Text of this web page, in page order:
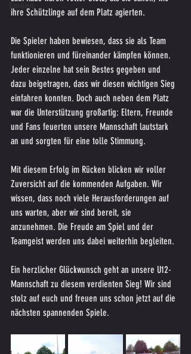
ihre Schützlinge auf dem Platz agierten.
Die Spieler haben bewiesen, dass sie als Team
funktionieren und füreinander kämpfen können.
Jeder einzelne hat sein Bestes gegeben und
dazu beigetragen, dass wir diesen wichtigen Sieg
einfahren konnten. Doch auch neben dem Platz
war die Unterstützung großartig: Eltern, Freunde
und Fans feuerten unsere Mannschaft lautstark
an und sorgten für eine tolle Stimmung.
Mit diesem Erfolg im Rücken blicken wir voller
Zuversicht auf die kommenden Aufgaben. Wir
wissen, dass noch viele Herausforderungen auf
uns warten, aber wir sind bereit, sie
anzunehmen. Die Freude am Spiel und der
Teamgeist werden uns dabei weiterhin begleiten.
Ein herzlicher Glückwunsch geht an unsere U12-
Mannschaft zu diesem verdienten Sieg! Wir sind
stolz auf euch und freuen uns schon jetzt auf die
nächsten spannenden Spiele.